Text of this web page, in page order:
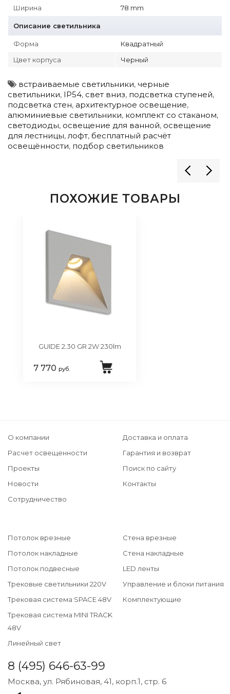
Ширина
78 mm
Описание светильника
Форма
Квадратный
Цвет корпуса
Черный
встраиваемые светильники, черные
светильники, IP54, свет вниз, подсветка ступеней,
подсветка стен, архитектурное освещение,
алюминиевые светильники, комплект со стаканом,
светодиоды, освещение для ванной, освещение
для лестницы, лофт, бесплатный расчёт
освещённости, подбор светильников
ПОХОЖИЕ ТОВАРЫ
GUIDE 2.30 GR 2W 230lm
7 770 руб.
О компании
Расчет освещенности
Проекты
Новости
Сотрудничество
Доставка и оплата
Гарантия и возврат
Поиск по сайту
Контакты
Потолок врезные
Потолок накладные
Потолок подвесные
Трековые светильники 220V
Трековая система SPACE 48V
Трековая система MINI TRACK
48V
Линейный свет
Стена врезные
Стена накладные
LED ленты
Управление и блоки питания
Комплектующие
8 (495) 646-63-99
Москва, ул. Рябиновая, 41, корп.1, стр. 6